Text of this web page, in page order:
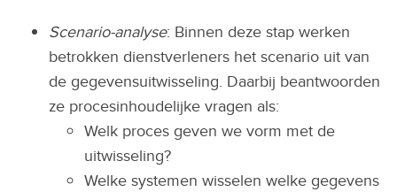
Scenario-analyse: Binnen deze stap werken
betrokken dienstverleners het scenario uit van
de gegevensuitwisseling. Daarbij beantwoorden
ze procesinhoudelijke vragen als:
Welk proces geven we vorm met de
uitwisseling?
Welke systemen wisselen welke gegevens